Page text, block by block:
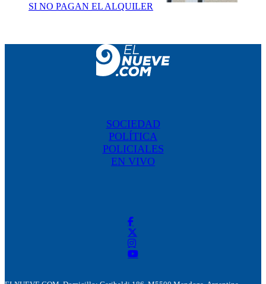
SI NO PAGAN EL ALQUILER
SOCIEDAD
POLÍTICA
POLICIALES
EN VIVO